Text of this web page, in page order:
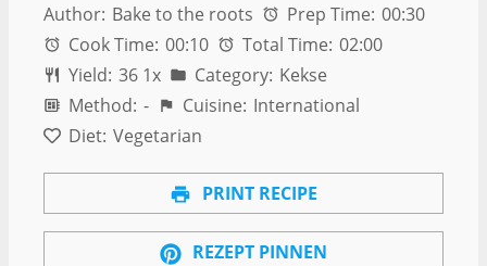
Author: Bake to the roots Prep Time: 00:30
Cook Time: 00:10 Total Time: 02:00
Yield: 36 1x Category: Kekse
Method: - Cuisine: International
Diet: Vegetarian
PRINT RECIPE
REZEPT PINNEN